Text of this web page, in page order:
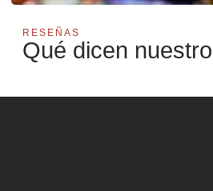
RESEÑAS
Qué dicen